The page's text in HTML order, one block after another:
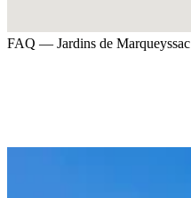
FAQ — Jardins de Marqueyssac